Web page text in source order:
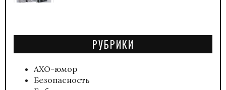
РУБРИКИ
АХО-юмор
Безопасность